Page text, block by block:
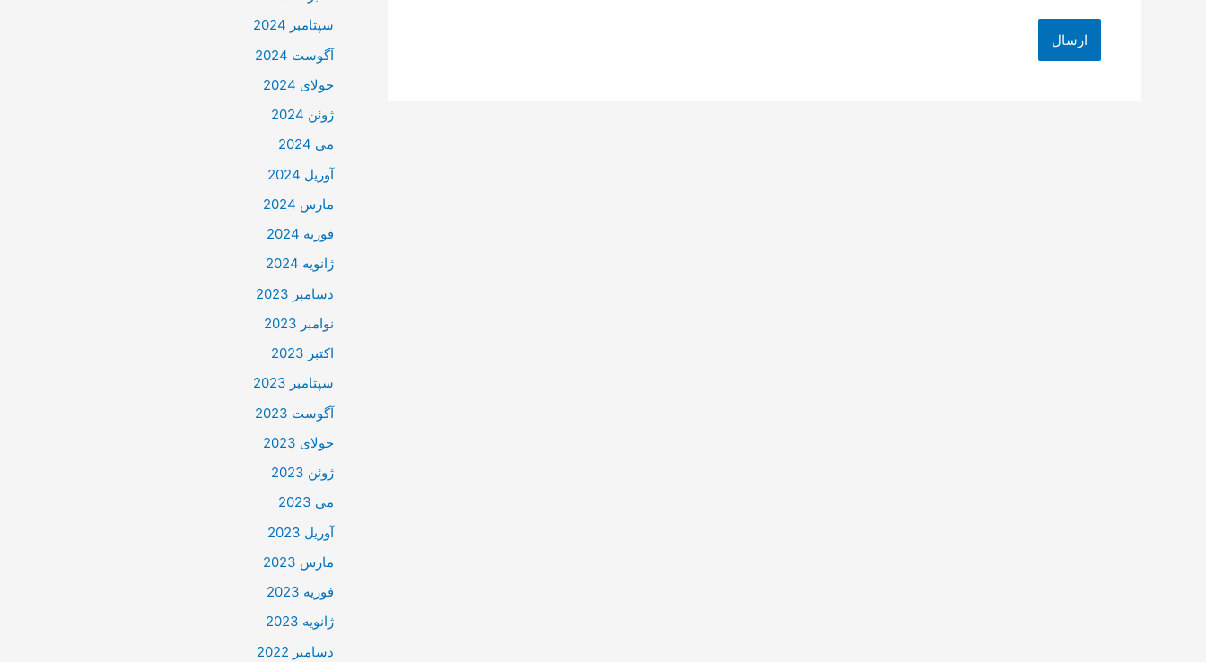
سپتامبر 2024
آگوست 2024
جولای 2024
ژوئن 2024
می 2024
آوریل 2024
مارس 2024
فوریه 2024
ژانویه 2024
دسامبر 2023
نوامبر 2023
اکتبر 2023
سپتامبر 2023
آگوست 2023
جولای 2023
ژوئن 2023
می 2023
آوریل 2023
مارس 2023
فوریه 2023
ژانویه 2023
دسامبر 2022